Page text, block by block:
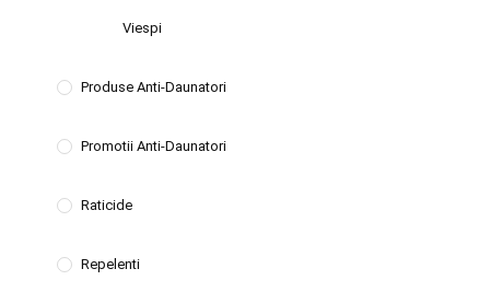
Viespi
Produse Anti-Daunatori
Promotii Anti-Daunatori
Raticide
Repelenti